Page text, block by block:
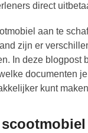
direct
aan te
zijn er
In deze
documenten
kunt